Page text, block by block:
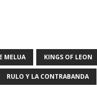
MELUA KINGS OF LEON
RULO Y LA CONTRABANDA